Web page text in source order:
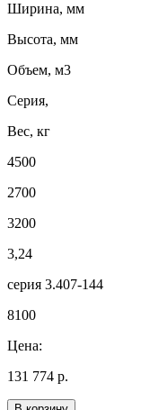
Ширина, мм
Высота, мм
Объем, м3
Серия,
Вес, кг
4500
2700
3200
3,24
серия 3.407-144
8100
Цена:
131 774 р.